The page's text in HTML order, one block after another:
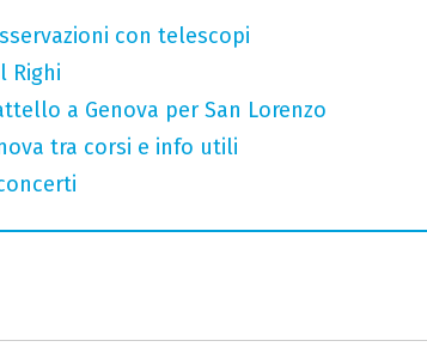
con telescopi
Righi
a Genova per San Lorenzo
tra corsi e info utili